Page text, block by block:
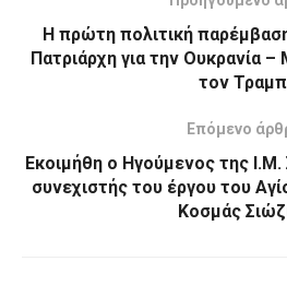
Η πρώτη πολιτική
Πατριάρχη για την Ουκρανία
τον
Επόμενο
Εκοιμήθη ο Ηγούμενος της Ι.Μ.
συνεχιστής του έργου του
Κοσμάς